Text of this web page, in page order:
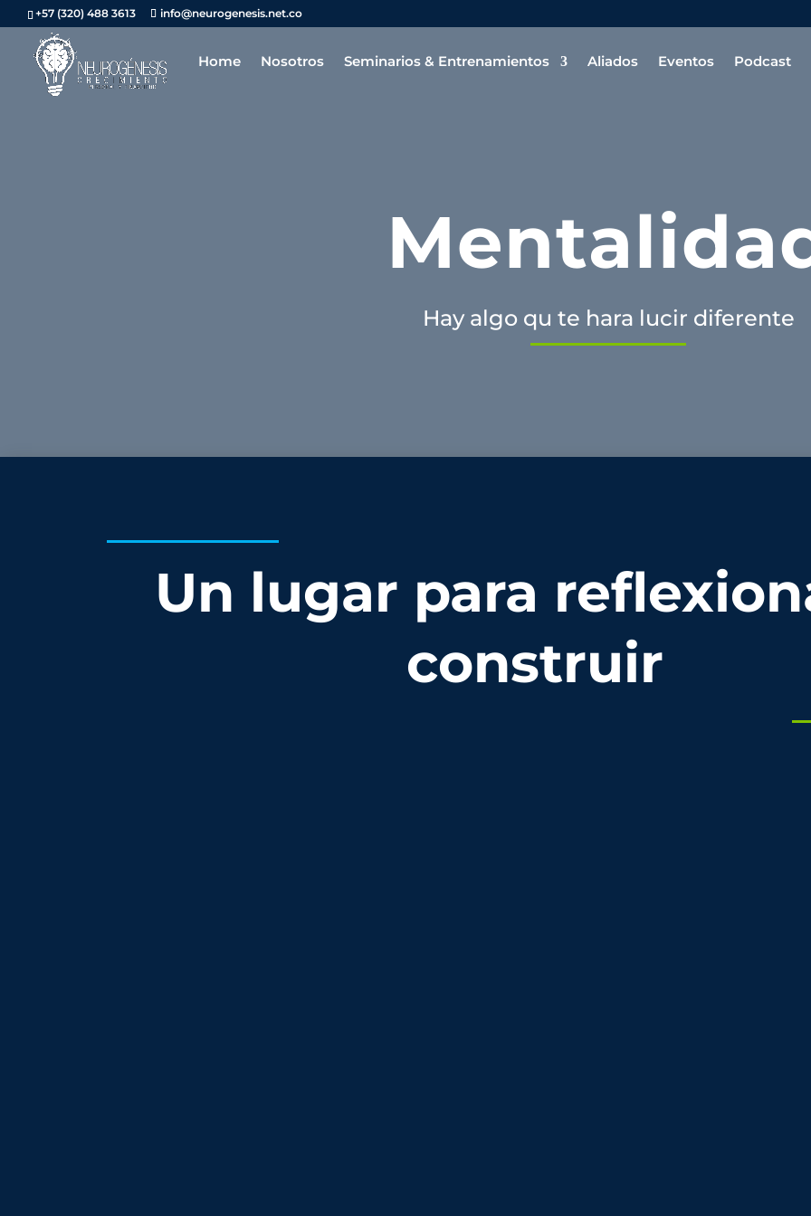
+57 (320) 488 3613 info@neurogenesis.net.co
Home Nosotros Seminarios & Entrenamientos Aliados Eventos Podcast
Hay algo qu te hara lucir diferente
Un lugar para
construir